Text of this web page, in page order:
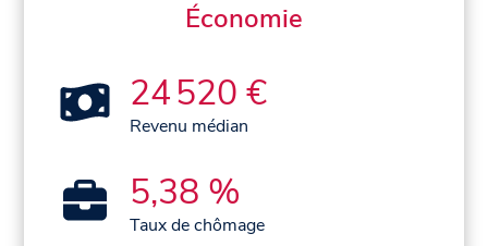
Économie
24 520 €
Revenu médian
5,38 %
Taux de chômage